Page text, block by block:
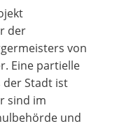
der
von
Eine partielle
Stadt ist
sind im
und